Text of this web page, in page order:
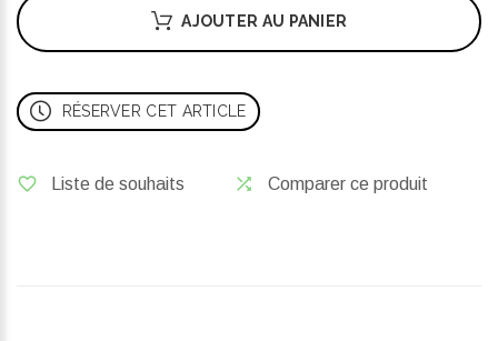
AJOUTER AU PANIER
RÉSERVER CET ARTICLE
Liste de souhaits Comparer ce produit